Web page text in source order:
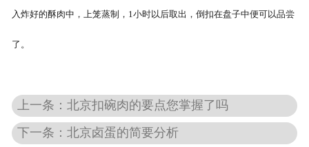
入炸好的酥肉中，上笼蒸制，1小时以后取出，倒扣在盘子中便可以品尝
了。
上一条：北京扣碗肉的要点您掌握了吗
下一条：北京卤蛋的简要分析